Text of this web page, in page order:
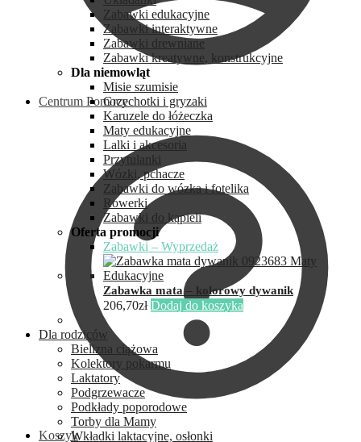
Centrum Pomocy
Koszyk
Zabawki edukacyjne
Zabawki interaktywne
Zabawki drewniane
Zabawki kreatywne, konstrukcyjne
Dla niemowląt
Misie szumisie
Grzechotki i gryzaki
Karuzele do łóżeczka
Maty edukacyjne
Lalki i akcesoria
Przytulanki
Wózki, pchacze
Zabawki do wózka i fotelika
Rowerki
Zabawki do kąpieli
Oferta promocji
Zabawki – Wyprzedaż
Zabawka mata – kolorowy dywanik
206,70zł Dodaj do koszyka
Dla rodziców
Bielizna ciążowa
Kolektory pokarmu
Laktatory
Podgrzewacze
Podkłady poporodowe
Torby dla Mamy
Wkładki laktacyjne, osłonki